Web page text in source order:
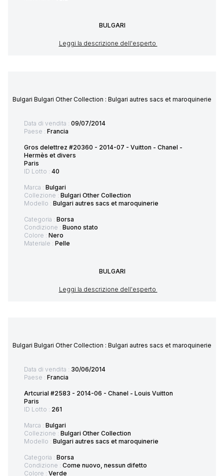
BULGARI
Leggi la descrizione dell'esperto
Bulgari Bulgari Other Collection : Bulgari autres sacs et maroquinerie
Data di vendita : 09/07/2014
Paese : Francia
Gros delettrez #20360 - 2014-07 - Vuitton - Chanel -
Hermès et divers
Paris
ID Lotto : 40
Marca : Bulgari
Collezione : Bulgari Other Collection
Modello : Bulgari autres sacs et maroquinerie
Categoria : Borsa
Condizione : Buono stato
Colore : Nero
Materiale : Pelle
BULGARI
Leggi la descrizione dell'esperto
Bulgari Bulgari Other Collection : Bulgari autres sacs et maroquinerie
Data di vendita : 30/06/2014
Paese : Francia
Artcurial #2583 - 2014-06 - Chanel - Louis Vuitton
Paris
ID Lotto : 261
Marca : Bulgari
Collezione : Bulgari Other Collection
Modello : Bulgari autres sacs et maroquinerie
Categoria : Borsa
Condizione : Come nuovo, nessun difetto
Colore : Verde